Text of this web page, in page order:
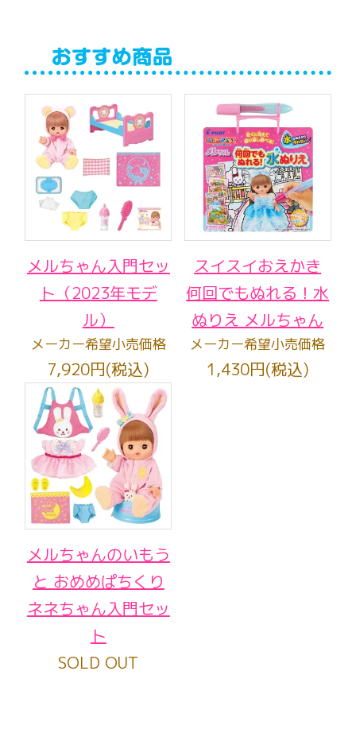
メルちゃん入門セッ
ト（2023年モデ
ル）
メーカー希望小売価格
7,920円(税込)
スイスイおえかき
何回でもぬれる！水
ぬりえ メルちゃん
メーカー希望小売価格
1,430円(税込)
メルちゃんのいもう
と おめめぱちくり
ネネちゃん入門セッ
ト
SOLD OUT